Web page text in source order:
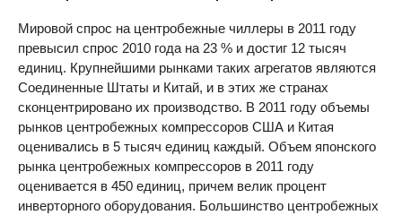
Мировой спрос на центробежные чиллеры в 2011 году
превысил спрос 2010 года на 23 % и достиг 12 тысяч
единиц. Крупнейшими рынками таких агрегатов являются
Соединенные Штаты и Китай, и в этих же странах
сконцентрировано их производство. В 2011 году объемы
рынков центробежных компрессоров США и Китая
оценивались в 5 тысяч единиц каждый. Объем японского
рынка центробежных компрессоров в 2011 году
оценивается в 450 единиц, причем велик процент
инверторного оборудования. Большинство центробежных